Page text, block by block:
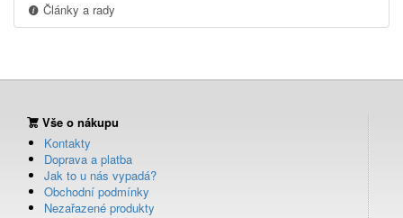
Články a rady
Vše o nákupu
Kontakty
Doprava a platba
Jak to u nás vypadá?
Obchodní podmínky
Nezařazené produkty